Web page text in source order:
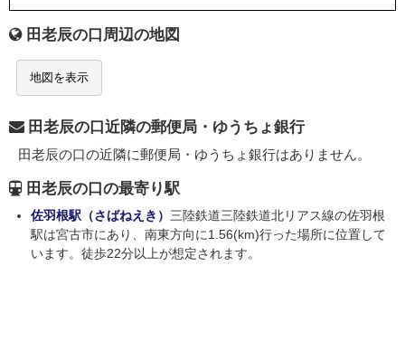
田老辰の口周辺の地図
地図を表示
田老辰の口近隣の郵便局・ゆうちょ銀行
田老辰の口の近隣に郵便局・ゆうちょ銀行はありません。
田老辰の口の最寄り駅
佐羽根駅（さばねえき） 三陸鉄道三陸鉄道北リアス線の佐羽根
駅は宮古市にあり、南東方向に1.56(km)行った場所に位置して
います。徒歩22分以上が想定されます。